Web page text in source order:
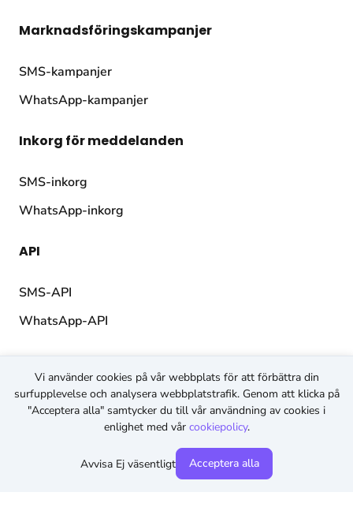
Marknadsföringskampanjer
SMS-kampanjer
WhatsApp-kampanjer
Inkorg för meddelanden
SMS-inkorg
WhatsApp-inkorg
API
SMS-API
WhatsApp-API
© 2026 TopMessage.Alla rättigheter reserverade.
Allmänna villkor
Sekretesspolicy
Vi använder cookies på vår webbplats för att förbättra din
surfupplevelse och analysera webbplatstrafik. Genom att klicka på
"Acceptera alla" samtycker du till vår användning av cookies i
enlighet med vår cookiepolicy.
Avvisa Ej väsentligt Acceptera alla